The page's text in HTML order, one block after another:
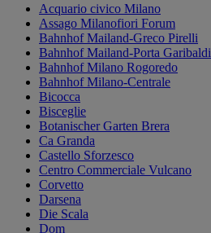
Acquario civico Milano
Assago Milanofiori Forum
Bahnhof Mailand-Greco Pirelli
Bahnhof Mailand-Porta Garibaldi
Bahnhof Milano Rogoredo
Bahnhof Milano-Centrale
Bicocca
Bisceglie
Botanischer Garten Brera
Ca Granda
Castello Sforzesco
Centro Commerciale Vulcano
Corvetto
Darsena
Die Scala
Dom